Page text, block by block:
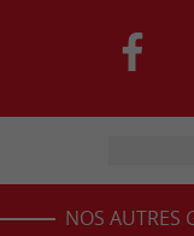
NOS AUTRES